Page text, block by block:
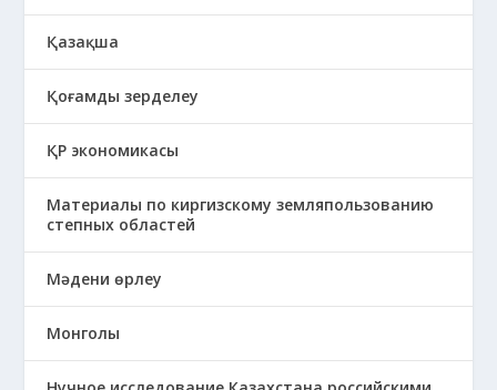
Қазақша
Қоғамды зерделеу
ҚР экономикасы
Материалы по киргизскому земляпользованию
степных областей
Мәдени өрлеу
Монголы